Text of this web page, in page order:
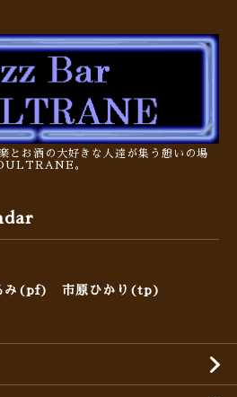
とお酒の大好きな人達が集う憩いの場
。
み(pf) 市原ひかり(tp)